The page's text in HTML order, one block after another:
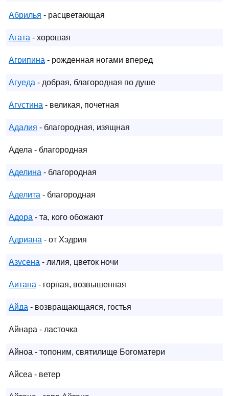
Абрилья - расцветающая
Агата - хорошая
Агрипина - рожденная ногами вперед
Агуеда - добрая, благородная по душе
Агустина - великая, почетная
Адалия - благородная, изящная
Адела - благородная
Аделина - благородная
Аделита - благородная
Адора - та, кого обожают
Адриана - от Хэдрия
Азусена - лилия, цветок ночи
Аитана - горная, возвышенная
Айда - возвращающаяся, гостья
Айнара - ласточка
Айноа - топоним, святилище Богоматери
Айсеа - ветер